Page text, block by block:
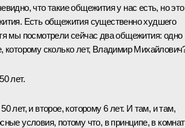
что такие общежития у нас есть, но это
Есть общежития существенно худшего
мы посмотрели сейчас два общежития: одно
которому сколько лет, Владимир
50 лет.
50 лет, и второе, которому 6 лет. И там, и там,
условия, потому что, в принципе, в